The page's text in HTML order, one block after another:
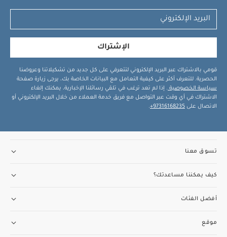
الإشتراك
قومي بالاشتراك عبر البريد الإلكتروني لتتعرفي على كل جديد من تشكيلاتنا وعروضنا
الحصرية. للتعرف أكثر على كيفية التعامل مع البيانات الخاصة بك، يرجى زيارة صفحة
سياسة الخصوصية . إذا لم تعد ترغب في تلقي رسائلنا الإخبارية، يمكنك إلغاء
الاشتراك في أي وقت عبر التواصل مع فريق خدمة العملاء من خلال البريد الإلكتروني أو
الاتصال على 97316168235+
.
تسوق معنا
كيف يمكننا مساعدتك؟
أفضل الفئات
موقع